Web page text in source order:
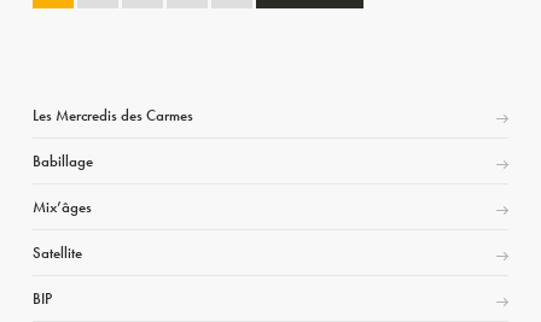
Les Mercredis des Carmes
Babillage
Mix’âges
Satellite
BIP